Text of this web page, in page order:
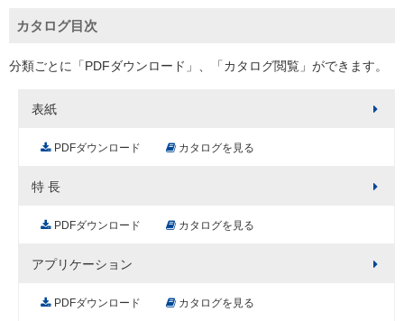
カタログ目次
分類ごとに「PDFダウンロード」、「カタログ閲覧」ができます。
表紙
PDFダウンロード カタログを見る
特 長
PDFダウンロード カタログを見る
アプリケーション
PDFダウンロード カタログを見る